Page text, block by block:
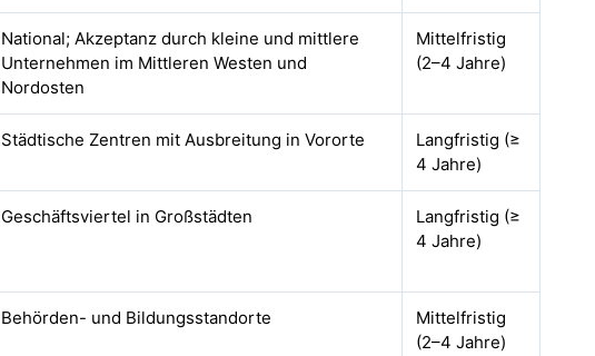
National; Akzeptanz durch kleine und mittlere
Unternehmen im Mittleren Westen und
Nordosten
Mittelfristig
(2–4 Jahre)
Städtische Zentren mit Ausbreitung in Vororte
Langfristig (≥
4 Jahre)
Geschäftsviertel in Großstädten
Langfristig (≥
4 Jahre)
Behörden- und Bildungsstandorte
Mittelfristig
(2–4 Jahre)